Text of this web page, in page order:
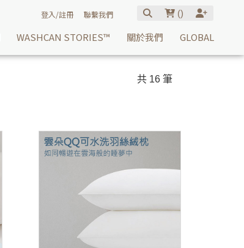
登入/註冊 聯繫我們 ()
WASHCAN STORIES™ 關於我們 GLOBAL
共 16 筆